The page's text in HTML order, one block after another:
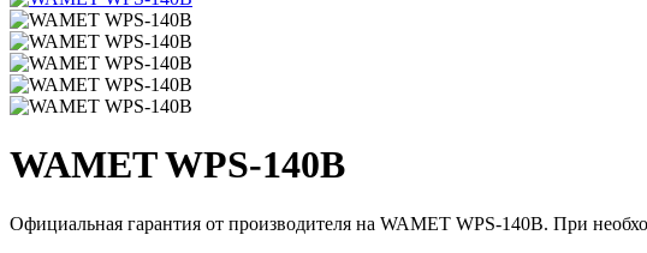
WAMET WPS-140B
Официальная гарантия от производителя на WAMET WPS-140B. При